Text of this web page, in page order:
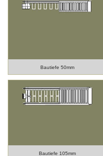
Bautiefe 50mm
Bautiefe 105mm